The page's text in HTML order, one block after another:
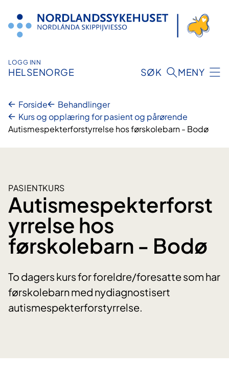
innhold
LOGG INN
HELSENORGE SØK MENY
Forside
Behandlinger
Kurs og opplæring for pasient og pårørende
Autismespekterforstyrrelse hos førskolebarn - Bodø
PASIENTKURS
Autismespekterforst
yrrelse hos
førskolebarn - Bodø
To dagers kurs for foreldre/foresatte som har
førskolebarn med nydiagnostisert
autismespekterforstyrrelse.